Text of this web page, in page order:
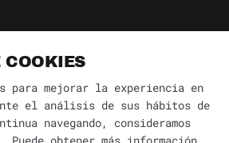
✕
COOKIES
para mejorar la experiencia en
el análisis de sus hábitos de
navegando, consideramos